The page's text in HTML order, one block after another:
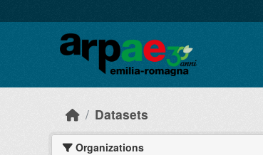
Datasets
Organizations